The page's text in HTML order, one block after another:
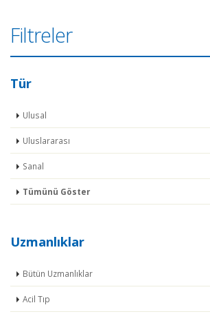
Filtreler
Tür
Ulusal
Uluslararası
Sanal
Tümünü Göster
Uzmanlıklar
Bütün Uzmanlıklar
Acil Tıp